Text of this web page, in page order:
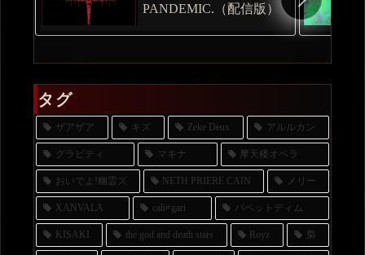
PANDEMIC.（配信版）
タグ
ザアザア キズ Zeke Deux アルルカン
グラビティ マキナ 摩天楼オペラ
おいでよ!幽霊ズ NETH PRIERE CAIN メリー
XANVALA cali≠gari パペットディム
KISAKI the god and death stars Royz 梟